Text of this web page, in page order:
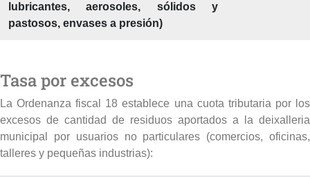
lubricantes, aerosoles, sólidos y
pastosos, envases a presión)
Tasa por excesos
La Ordenanza fiscal 18 establece una cuota tributaria por los
excesos de cantidad de residuos aportados a la deixalleria
municipal por usuarios no particulares (comercios, oficinas,
talleres y pequeñas industrias):